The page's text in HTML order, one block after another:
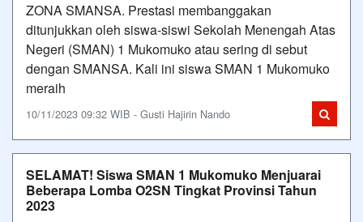
ZONA SMANSA. Prestasi membanggakan
ditunjukkan oleh siswa-siswi Sekolah Menengah Atas
Negeri (SMAN) 1 Mukomuko atau sering di sebut
dengan SMANSA. Kali ini siswa SMAN 1 Mukomuko
meraih
10/11/2023 09:32 WIB - Gusti Hajirin Nando
SELAMAT! Siswa SMAN 1 Mukomuko Menjuarai
Beberapa Lomba O2SN Tingkat Provinsi Tahun
2023